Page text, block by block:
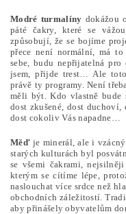
Modré turmalíny dokážou
páté čakry, které se
způsobují, že se bojíme
přece není normální, má
sebe, budu nepřijatelná
jsem, přijde trest… Ale
právě ty programy. Není
měli být. Kdo vlastně bude
dost zkušené, dost duchoví,
dost cokoliv Vás napadne…
Měď je minerál, ale i
starých kulturách byl
se všemi čakrami,
kterým se cítíme lépe,
naslouchat více srdce než
obchodních záležitostí.
aby přinášely obyvatelům